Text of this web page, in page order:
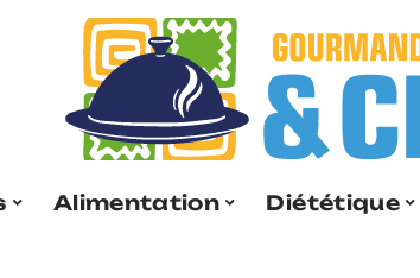
Alimentation Diététique